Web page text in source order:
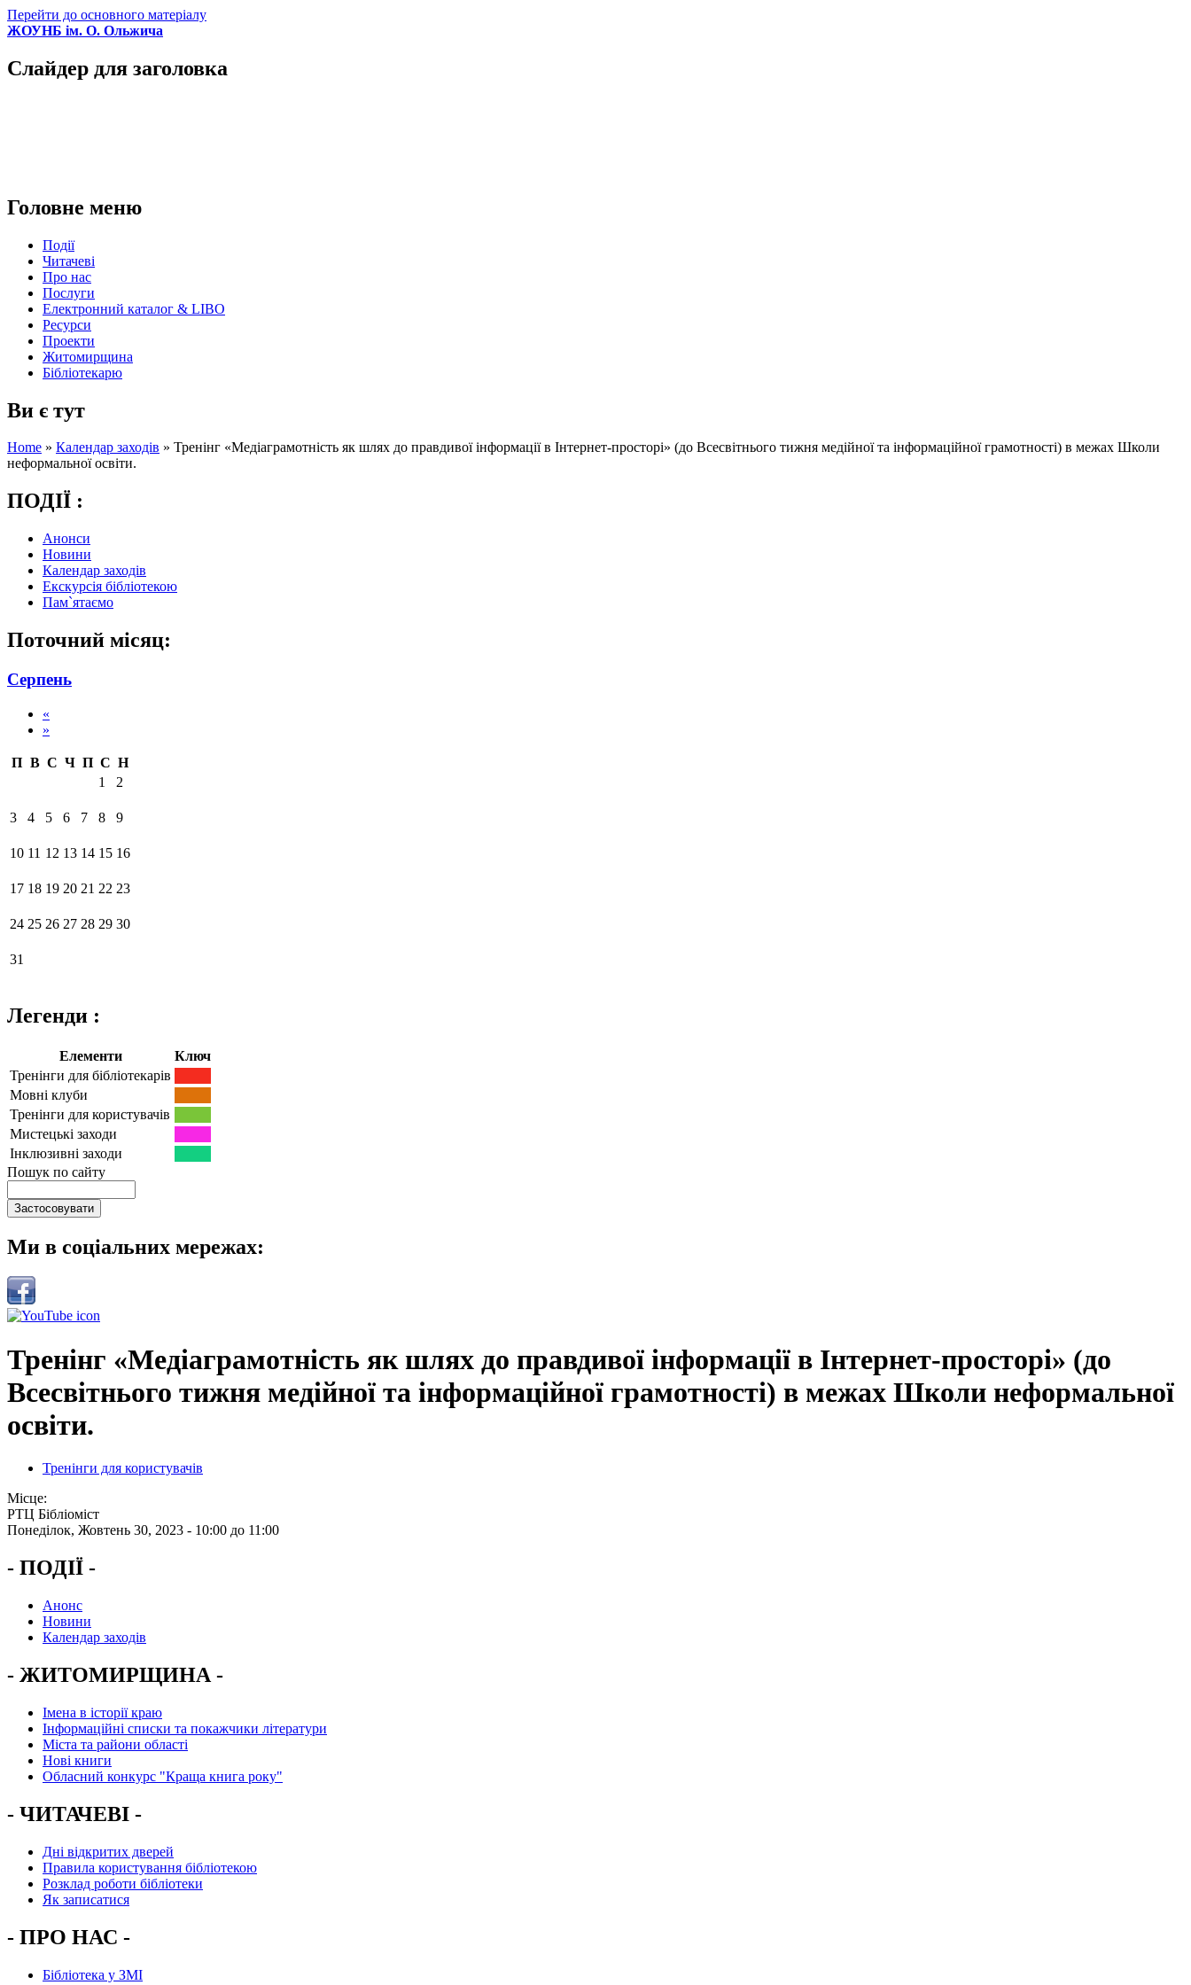
Перейти до основного матеріалу
ЖОУНБ ім. О. Ольжича
Слайдер для заголовка
Головне меню
Події
Читачеві
Про нас
Послуги
Електронний каталог & LIBO
Ресурси
Проекти
Житомирщина
Бібліотекарю
Ви є тут
Home » Календар заходів » Тренінг «Медіаграмотність як шлях до правдивої інформації в Інтернет-просторі» (до Всесвітнього тижня медійної та інформаційної грамотності) в межах Школи
неформальної освіти.
ПОДІЇ :
Анонси
Новини
Календар заходів
Екскурсія бібліотекою
Пам`ятаємо
Поточний місяц:
Серпень
«
»
П В С Ч П С Н
1
2
3 4 5 6 7 8 9
10 11 12 13 14 15 16
17 18 19 20 21 22 23
24 25 26 27 28 29 30
31
Легенди :
Елементи
Ключ
Тренінги для бібліотекарів
Мовні клуби
Тренінги для користувачів
Мистецькі заходи
Інклюзивні заходи
Пошук по сайту
Ми в соціальних мережах:
Тренінг «Медіаграмотність як шлях до правдивої інформації в Інтернет-просторі» (до
Всесвітнього тижня медійної та інформаційної грамотності) в межах Школи неформальної
освіти.
Тренінги для користувачів
Місце:
РТЦ Бібліоміст
Понеділок, Жовтень 30, 2023 - 10:00 до 11:00
- ПОДІЇ -
Анонс
Новини
Календар заходів
- ЖИТОМИРЩИНА -
Імена в історії краю
Інформаційні списки та покажчики літератури
Міста та райони області
Нові книги
Обласний конкурс "Краща книга року"
- ЧИТАЧЕВІ -
Дні відкритих дверей
Правила користування бібліотекою
Розклад роботи бібліотеки
Як записатися
- ПРО НАС -
Бібліотека у ЗМІ